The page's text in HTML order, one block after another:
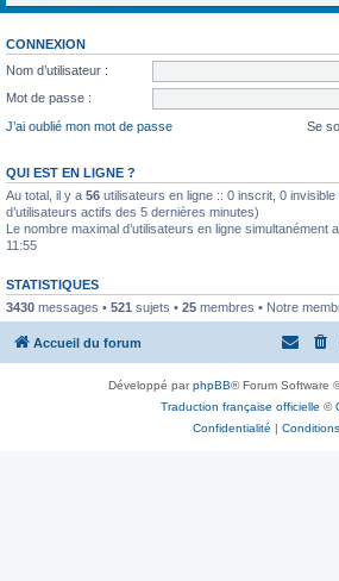
CONNEXION
Nom d’utilisateur :
Mot de passe :
J’ai oublié mon mot de passe
Se
QUI EST EN LIGNE ?
Au total, il y a 56 utilisateurs en ligne :: 0 inscrit, 0
d’utilisateurs actifs des 5 dernières minutes)
Le nombre maximal d’utilisateurs en ligne simultanément
11:55
STATISTIQUES
3430 messages • 521 sujets • 25 membres • Notre
Accueil du forum
Développé parphpBB® Forum Software
Traduction française officielle ©
Confidentialité | Conditions